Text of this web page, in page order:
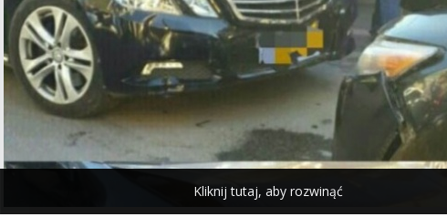
Kliknij tutaj, aby rozwinąć